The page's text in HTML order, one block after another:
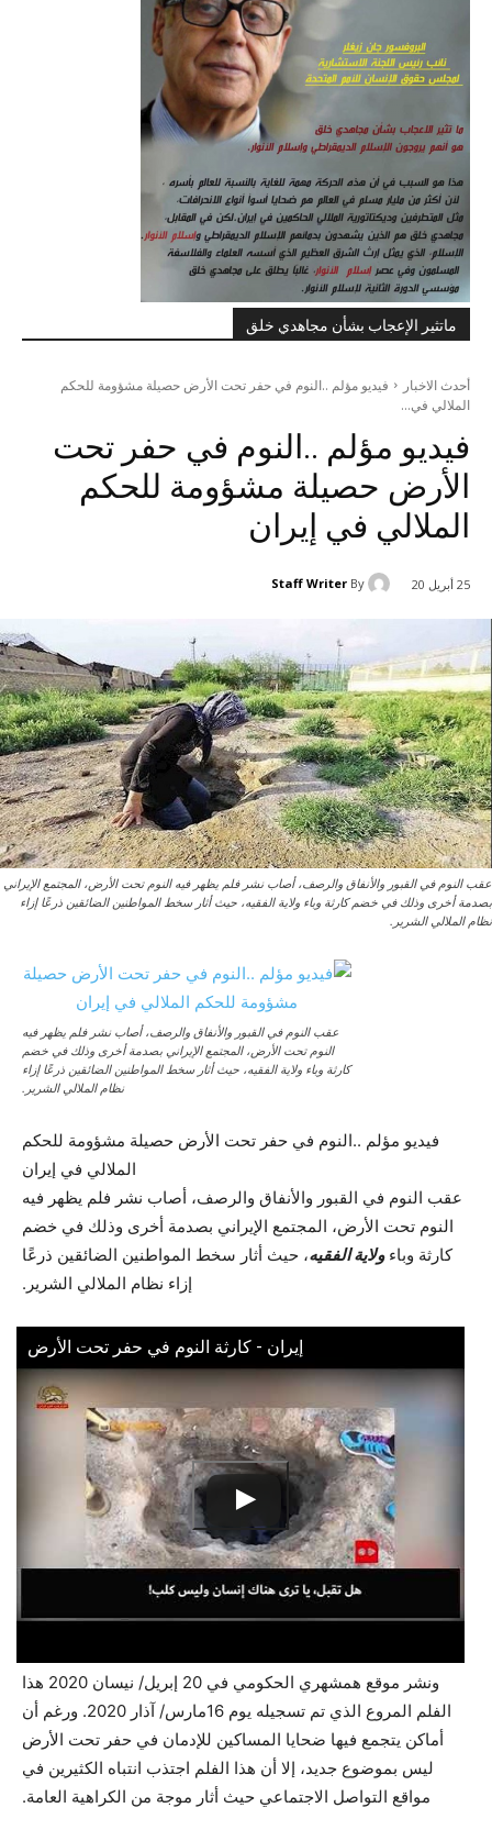
ماتثير الإعجاب بشأن مجاهدي خلق
أحدث الاخبار
فيديو مؤلم ..النوم في حفر تحت الأرض حصيلة مشؤومة للحكم
الملالي في...
فيديو مؤلم ..النوم في حفر تحت
الأرض حصيلة مشؤومة للحكم
الملالي في إيران
25 أبريل 20 By
Staff Writer
عقب النوم في القبور والأنفاق والرصف، أصاب نشر فلم يظهر فيه النوم تحت الأرض، المجتمع الإيراني
بصدمة أخرى وذلك في خضم كارثة وباء ولاية الفقيه، حيث أثار سخط المواطنين الضائقين ذرعًا إزاء
نظام الملالي الشرير.
عقب النوم في القبور والأنفاق والرصف، أصاب نشر فلم يظهر فيه
النوم تحت الأرض، المجتمع الإيراني بصدمة أخرى وذلك في خضم
كارثة وباء ولاية الفقيه، حيث أثار سخط المواطنين الضائقين ذرعًا إزاء
نظام الملالي الشرير.
فيديو مؤلم ..النوم في حفر تحت الأرض حصيلة مشؤومة للحكم
الملالي في إيران
عقب النوم في القبور والأنفاق والرصف، أصاب نشر فلم يظهر فيه
النوم تحت الأرض، المجتمع الإيراني بصدمة أخرى وذلك في خضم
كارثة وباءولاية الفقيه، حيث أثار سخط المواطنين الضائقين ذرعًا
إزاء نظام الملالي الشرير.
إیران - كارثة النوم في حفر تحت الأرض
ونشر موقع همشهري الحكومي في 20 إبريل/ نيسان 2020 هذا
الفلم المروع الذي تم تسجيله يوم 16مارس/ آذار 2020. ورغم أن
أماكن يتجمع فيها ضحايا المساكين للإدمان في حفر تحت الأرض
ليس بموضوع جديد، إلا أن هذا الفلم اجتذب انتباه الكثيرين في
مواقع التواصل الاجتماعي حيث أثار موجة من الكراهية العامة.